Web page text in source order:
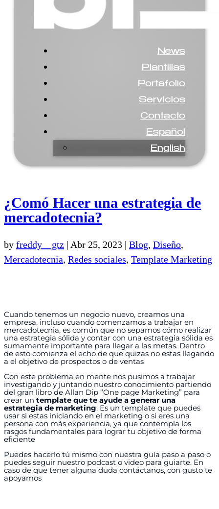
News
Plantillas
Portafolio
Servicios
Contacto
Español
English
¿Comó Hacer una estrategia de
mercadotecnia?
by freddy__gtz | Abr 25, 2023 | Blog, Diseño,
Mercadotecnia, Redes sociales, Template Marketing
Cuando tenemos un negocio nuevo, creamos una
empresa, incluso cuando comenzamos a trabajar en
mercadotecnia, es común que no sepamos cómo realizar
una estrategia sólida y contar con una estrategia sólida es
sumamente importante para llegar a las metas. Dentro
de esto comienza el echo de que quizas no estas llegando
a el objetivo de prospectos o de ventas
Con este problema en mente nos pusimos a trabajar
investigando y juntando nuestro conocimiento partiendo
del gran libro de Allan Dip “One page Marketing” para
crear un template que te ayude a generar una
estrategia de marketing. Es un template que puedes
usar si estas iniciando en el marketing o si eres una
persona con más experiencia, ya que contempla los
rasgos fundamentales para lograr tu objetivo de forma
eficiente
Puedes hacerlo tú mismo con nuestra guía paso a paso o
puedes seguir nuestro podcast o video para guiarte. En
caso de que tener alguna duda contáctanos, con gusto te
apoyamos